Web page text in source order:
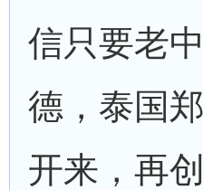
信只要老
德，泰国
开来，再